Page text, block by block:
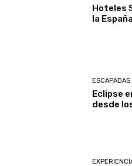
Hoteles
la
ESCAPADAS
Eclipse
desde